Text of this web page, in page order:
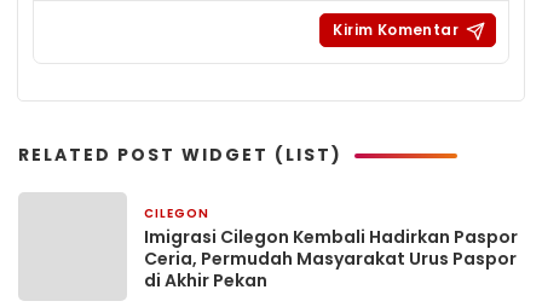
RELATED POST WIDGET (LIST)
CILEGON
Imigrasi Cilegon Kembali Hadirkan Paspor
Ceria, Permudah Masyarakat Urus Paspor
di Akhir Pekan